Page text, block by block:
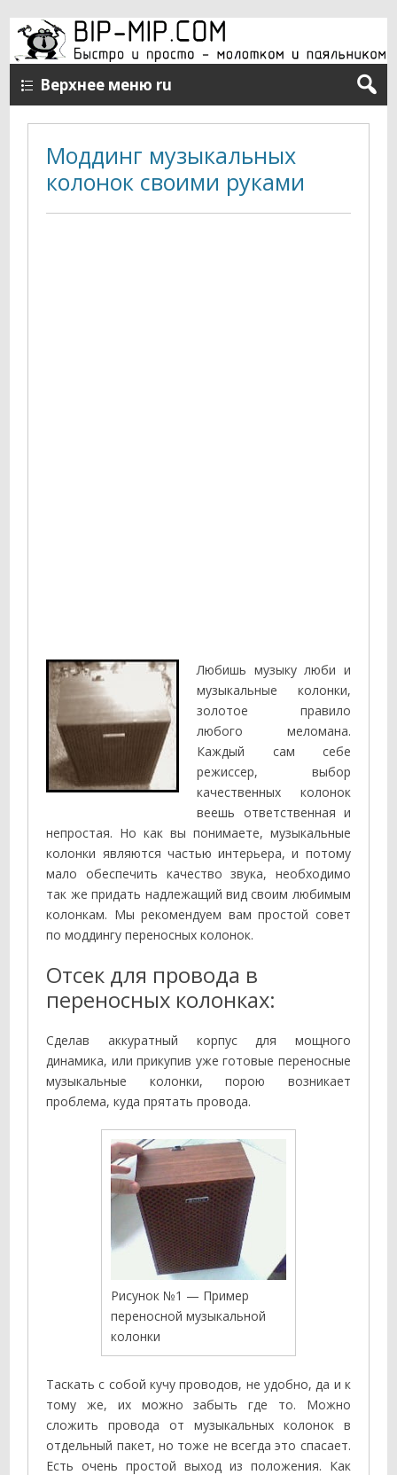
Верхнее меню ru
Моддинг музыкальных
колонок своими руками
Любишь музыку люби и
музыкальные колонки,
золотое правило
любого меломана.
Каждый сам себе
режиссер, выбор
качественных колонок
веешь ответственная и
непростая. Но как вы понимаете, музыкальные
колонки являются частью интерьера, и потому
мало обеспечить качество звука, необходимо
так же придать надлежащий вид своим любимым
колонкам. Мы рекомендуем вам простой совет
по моддингу переносных колонок.
Отсек для провода в
переносных колонках:
Сделав аккуратный корпус для мощного
динамика, или прикупив уже готовые переносные
музыкальные колонки, порою возникает
проблема, куда прятать провода.
Рисунок №1 — Пример
переносной музыкальной
колонки
Таскать с собой кучу проводов, не удобно, да и к
тому же, их можно забыть где то. Можно
сложить провода от музыкальных колонок в
отдельный пакет, но тоже не всегда это спасает.
Есть очень простой выход из положения. Как